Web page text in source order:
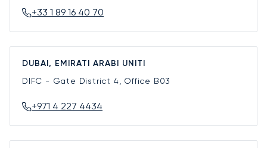
+33 1 89 16 40 70
DUBAI, EMIRATI ARABI UNITI
DIFC - Gate District 4, Office B03
+971 4 227 4434